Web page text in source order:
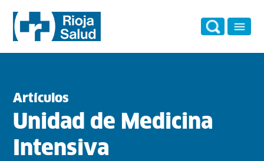
Artículos
Unidad de Medicina
Intensiva